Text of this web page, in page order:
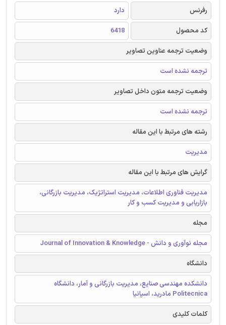
رفرنس
دارد
کد محصول
6418
وضعیت ترجمه عناوین تصاویر
ترجمه نشده است
وضعیت ترجمه متون داخل تصاویر
ترجمه نشده است
رشته های مرتبط با این مقاله
مدیریت
گرایش های مرتبط با این مقاله
مدیریت فناوری اطلاعات، مدیریت استراتژیک، مدیریت بازرگانی،
بازاریابی و مدیریت کسب و کار
مجله
مجله نوآوری و دانش - Journal of Innovation & Knowledge
دانشگاه
دانشکده مهندسی صنایع، مدیریت بازرگانی و آمار، دانشگاه
Politecnica مادرید، اسپانیا
کلمات کلیدی